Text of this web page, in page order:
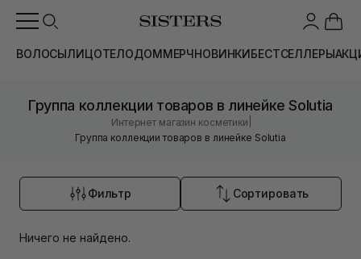
ВОЛОСЫЛИЦОТЕЛОДОММЕРЧНОВИНКИБЕСТСЕЛЛЕРЫ
Группа коллекции товаров в линейке Solutia
Интернет магазин косметики
Группа коллекции товаров в линейке Solutia
Фильтр Сортировать
Ничего не найдено.